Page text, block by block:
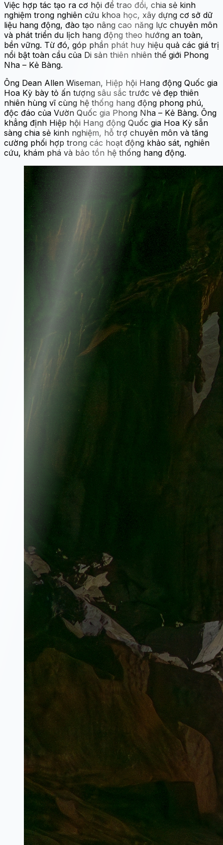
Việc hợp tác tạo ra cơ hội để trao đổi, chia sẻ kinh
nghiệm trong nghiên cứu khoa học, xây dựng cơ sở dữ
liệu hang động, đào tạo nâng cao năng lực chuyên môn
và phát triển du lịch hang động theo hướng an toàn,
bền vững. Từ đó, góp phần phát huy hiệu quả các giá trị
nổi bật toàn cầu của Di sản thiên nhiên thế giới Phong
Nha – Kẻ Bàng.
Ông Dean Allen Wiseman, Hiệp hội Hang động Quốc gia
Hoa Kỳ bày tỏ ấn tượng sâu sắc trước vẻ đẹp thiên
nhiên hùng vĩ cùng hệ thống hang động phong phú,
độc đáo của Vườn Quốc gia Phong Nha – Kẻ Bàng. Ông
khẳng định Hiệp hội Hang động Quốc gia Hoa Kỳ sẵn
sàng chia sẻ kinh nghiệm, hỗ trợ chuyên môn và tăng
cường phối hợp trong các hoạt động khảo sát, nghiên
cứu, khám phá và bảo tồn hệ thống hang động.